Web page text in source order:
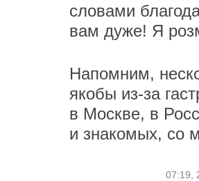
словами
вам дуже! Я
Напомним,
якобы из-за
в Москве, в
и знакомых, со
07:19,